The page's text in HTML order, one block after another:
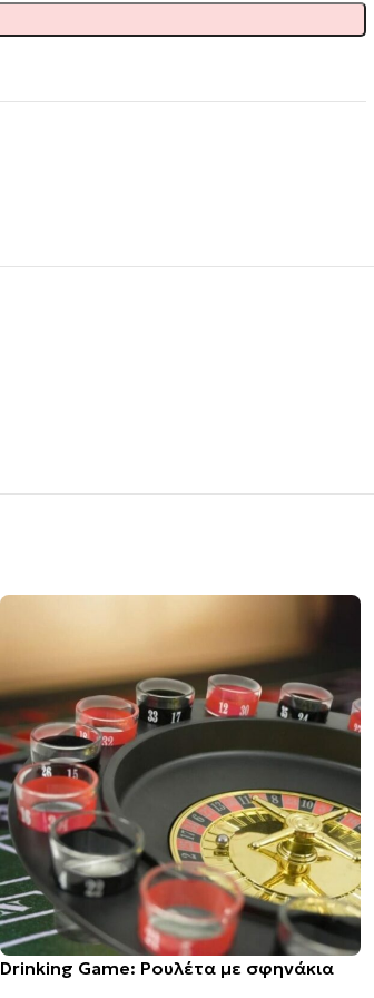
Drinking Game: Ρουλέτα με σφηνάκια